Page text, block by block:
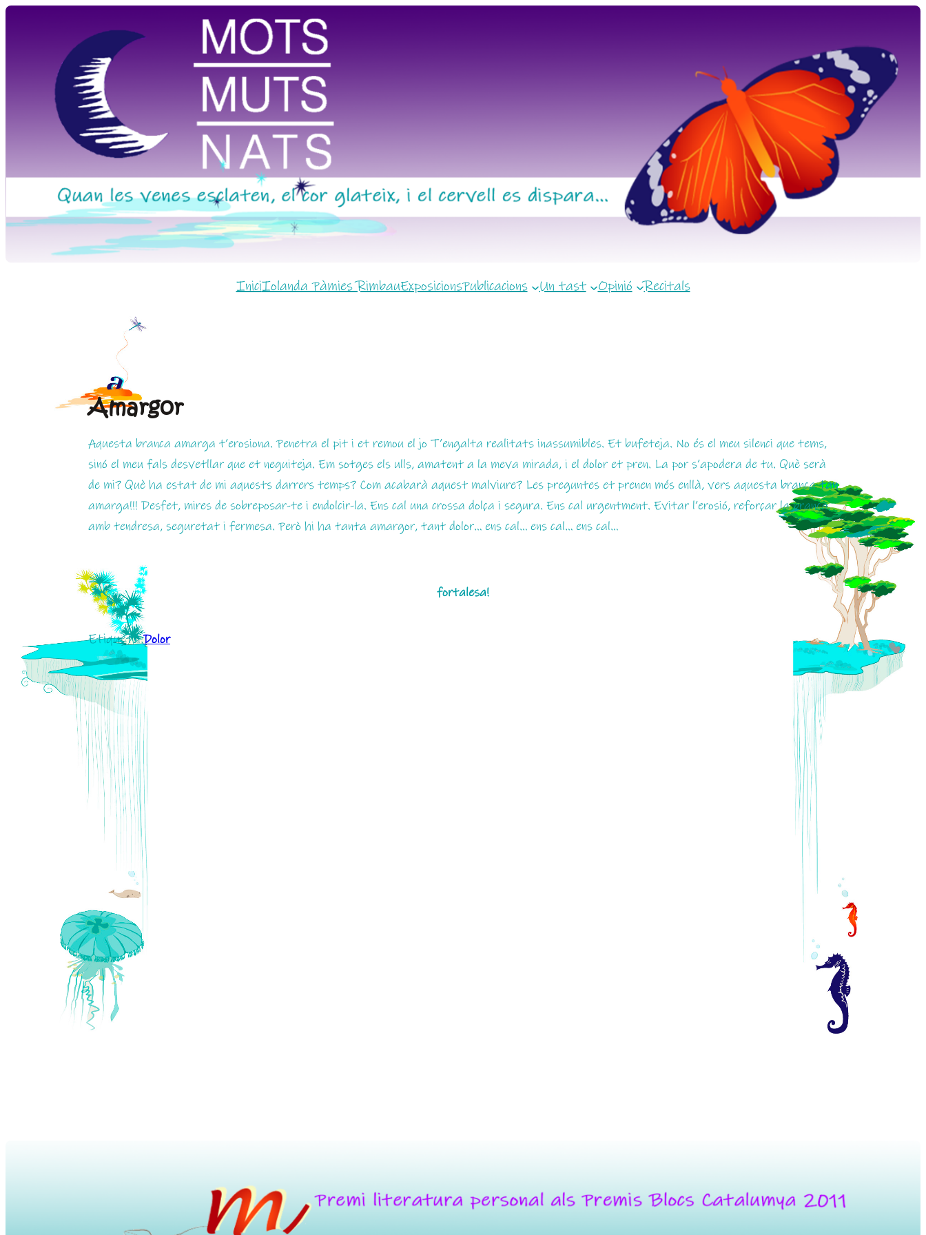
Vés
IniciIolanda Pàmies RimbauExposicionsPublicacions Un tast Opinió Recitals
Amargor
Aquesta branca amarga t’erosiona. Penetra el pit i et remou el jo T’engalta realitats inassumibles. Et bufeteja. No és el meu silenci que tems,
sinó el meu fals desvetllar que et neguiteja. Em sotges els ulls, amatent a la meva mirada, i el dolor et pren. La por s’apodera de tu. Què serà
de mi? Què ha estat de mi aquests darrers temps? Com acabarà aquest malviure? Les preguntes et prenen més enllà, vers aquesta brancatan
amarga!!! Desfet, mires de sobreposar-te i endolcir-la. Ens cal una crossa dolça i segura. Ens cal urgentment. Evitar l’erosió, reforçar la branca,
amb tendresa, seguretat i fermesa. Però hi ha tanta amargor, tant dolor… ens cal… ens cal… ens cal…
fortalesa!
Etiqueta:Dolor